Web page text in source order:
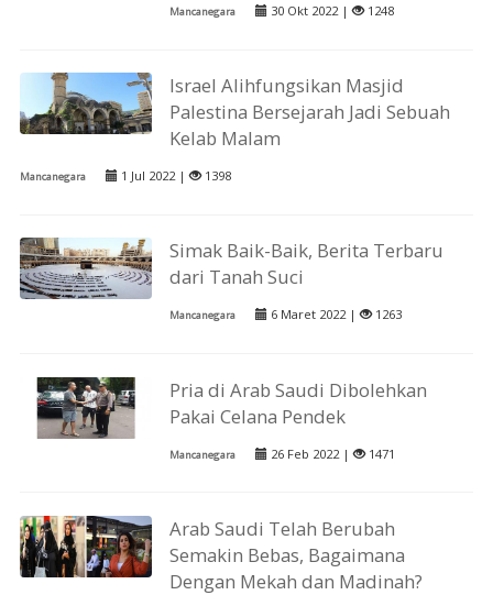
Mancanegara 30 Okt 2022 | 1248
Israel Alihfungsikan Masjid
Palestina Bersejarah Jadi Sebuah
Kelab Malam
Mancanegara 1 Jul 2022 | 1398
Simak Baik-Baik, Berita Terbaru
dari Tanah Suci
Mancanegara 6 Maret 2022 | 1263
Pria di Arab Saudi Dibolehkan
Pakai Celana Pendek
Mancanegara 26 Feb 2022 | 1471
Arab Saudi Telah Berubah
Semakin Bebas, Bagaimana
Dengan Mekah dan Madinah?